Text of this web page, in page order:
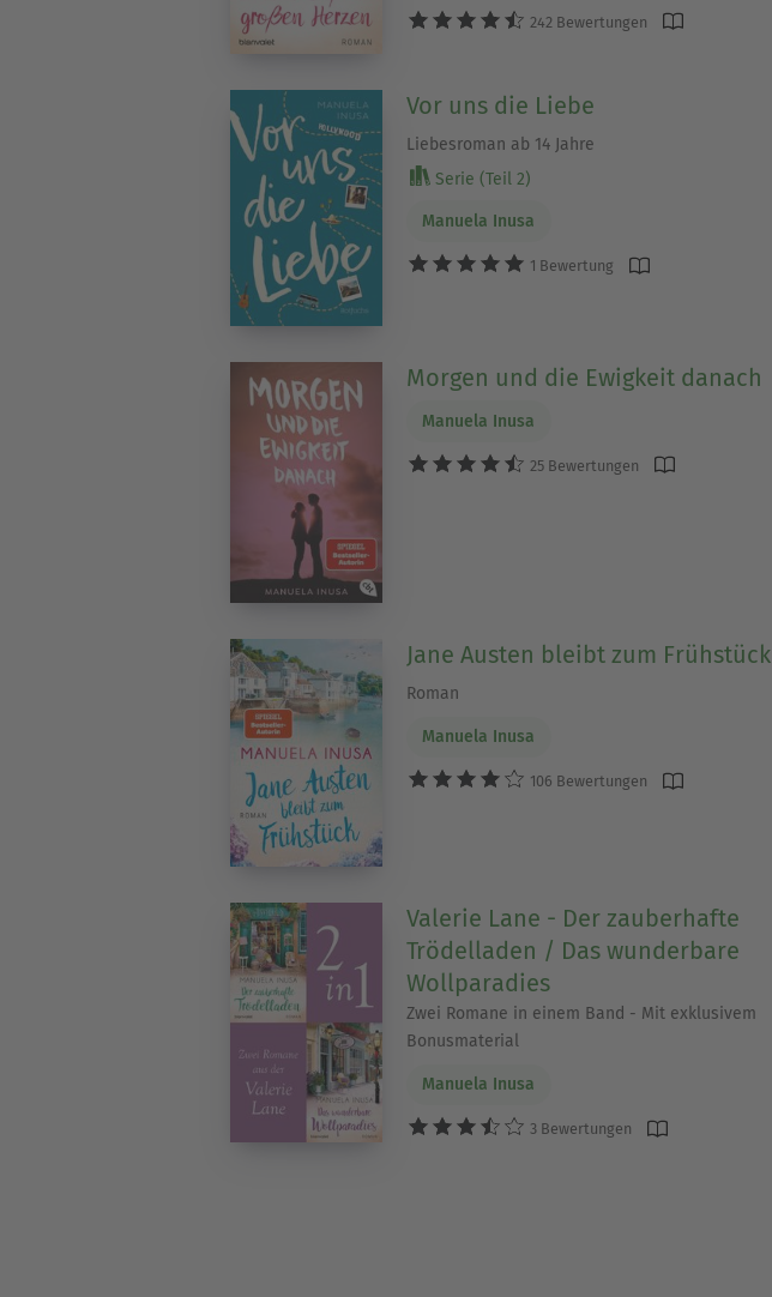
242 Bewertungen
Vor uns die Liebe
Liebesroman ab 14 Jahre
Serie (Teil 2)
Manuela Inusa
1 Bewertung
Morgen und die Ewigkeit danach
Manuela Inusa
25 Bewertungen
Jane Austen bleibt zum Frühstück
Roman
Manuela Inusa
106 Bewertungen
Valerie Lane - Der zauberhafte
Trödelladen / Das wunderbare
Wollparadies
Zwei Romane in einem Band - Mit exklusivem
Bonusmaterial
Manuela Inusa
3 Bewertungen